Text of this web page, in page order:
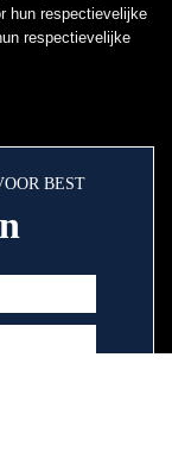
hun respectievelijke
respectievelijke
BEST